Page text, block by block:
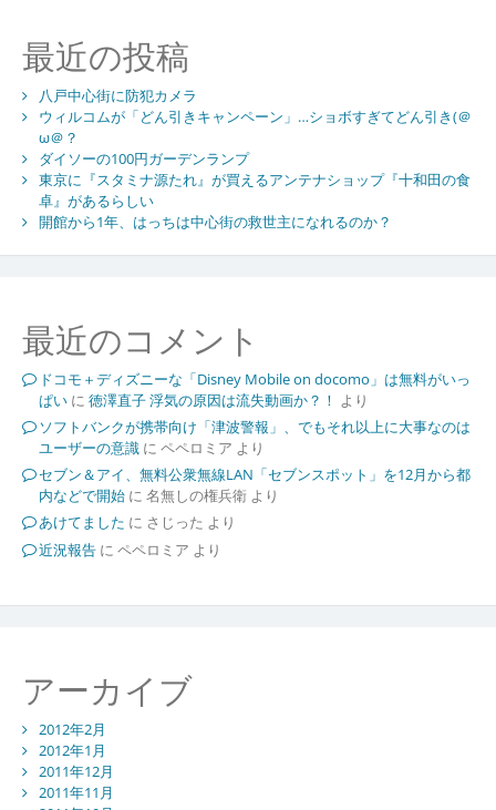
最近の投稿
八戸中心街に防犯カメラ
ウィルコムが「どん引きキャンペーン」…ショボすぎてどん引き(＠
ω＠？
ダイソーの100円ガーデンランプ
東京に『スタミナ源たれ』が買えるアンテナショップ『十和田の食
卓』があるらしい
開館から1年、はっちは中心街の救世主になれるのか？
最近のコメント
ドコモ＋ディズニーな「Disney Mobile on docomo」は無料がいっ
ぱいに 徳澤直子 浮気の原因は流失動画か？！ より
ソフトバンクが携帯向け「津波警報」、でもそれ以上に大事なのは
ユーザーの意識に ペペロミア より
セブン＆アイ、無料公衆無線LAN「セブンスポット」を12月から都
内などで開始に 名無しの権兵衛より
あけてました に さじった より
近況報告に ペペロミア より
アーカイブ
2012年2月
2012年1月
2011年12月
2011年11月